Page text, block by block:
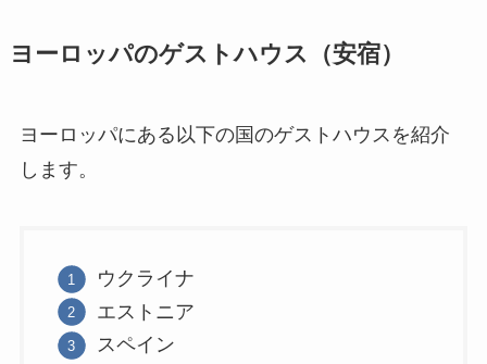
ヨーロッパのゲストハウス（安宿）
ヨーロッパにある以下の国のゲストハウスを紹介
します。
ウクライナ
エストニア
スペイン